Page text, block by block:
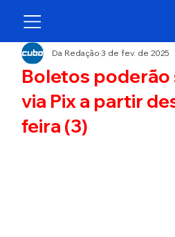
Boletos poderão
via Pix a partir
feira (3)
Da Redação3 de fev. de 2025